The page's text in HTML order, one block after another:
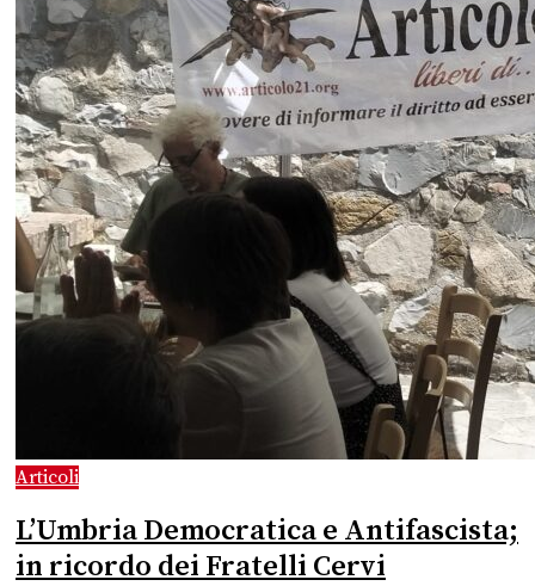
Articoli
L’Umbria Democratica e Antifascista;
in ricordo dei Fratelli Cervi